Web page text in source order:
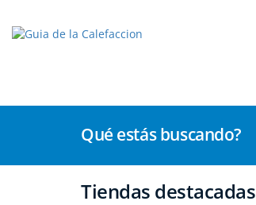
Qué estás buscando?
Tiendas destacadas